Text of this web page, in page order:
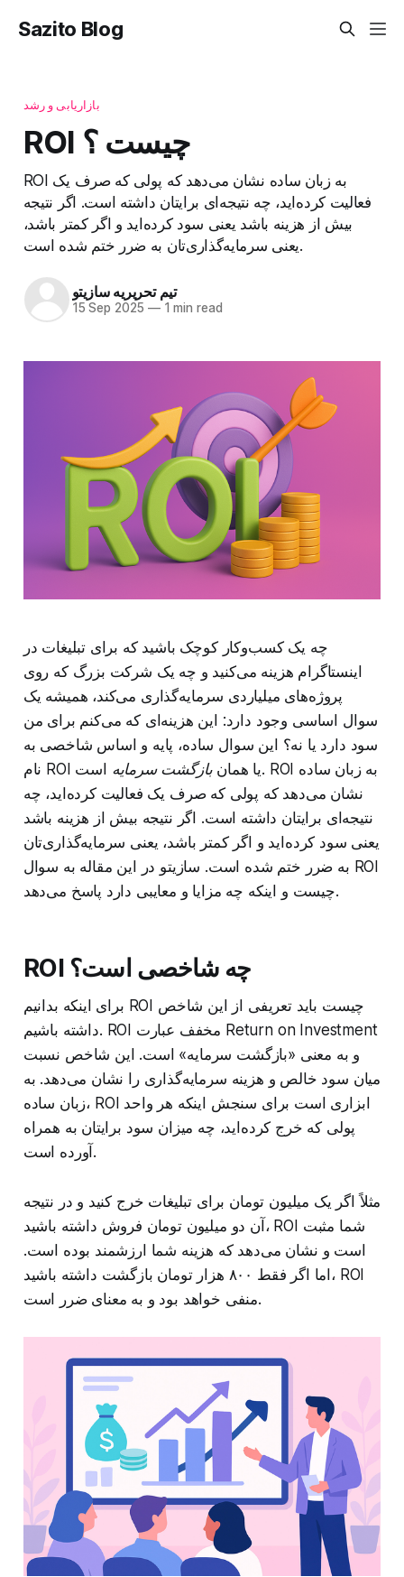
Sazito Blog
بازاریابی و رشد
ROI چیست ؟
ROI به زبان ساده نشان می‌دهد که پولی که صرف یک
فعالیت کرده‌اید، چه نتیجه‌ای برایتان داشته است. اگر نتیجه
بیش از هزینه باشد یعنی سود کرده‌اید و اگر کمتر باشد،
یعنی سرمایه‌گذاری‌تان به ضرر ختم شده است.
تیم تحریریه سازیتو
15 Sep 2025 —1 min read
چه یک کسب‌وکار کوچک باشید که برای تبلیغات در
اینستاگرام هزینه می‌کنید و چه یک شرکت بزرگ که روی
پروژه‌های میلیاردی سرمایه‌گذاری می‌کند، همیشه یک
سوال اساسی وجود دارد: این هزینه‌ای که می‌کنم برای من
سود دارد یا نه؟ این سوال ساده، پایه و اساس شاخصی به
نام ROI یا همانبازگشت سرمایه است. ROI به زبان ساده
نشان می‌دهد که پولی که صرف یک فعالیت کرده‌اید، چه
نتیجه‌ای برایتان داشته است. اگر نتیجه بیش از هزینه باشد
یعنی سود کرده‌اید و اگر کمتر باشد، یعنی سرمایه‌گذاری‌تان
به ضرر ختم شده است. سازیتو در این مقاله به سوال ROI
چیست و اینکه چه مزایا و معایبی دارد پاسخ می‌دهد.
ROI چه شاخصی است؟
برای اینکه بدانیم ROI چیست باید تعریفی از این شاخص
Return on Investment
و به معنی «بازگشت سرمایه» است. این شاخص نسبت
میان سود خالص و هزینه سرمایه‌گذاری را نشان می‌دهد. به
زبان ساده، ROI ابزاری است برای سنجش اینکه هر واحد
پولی که خرج کرده‌اید، چه میزان سود برایتان به همراه
آورده است.
مثلاً اگر یک میلیون تومان برای تبلیغات خرج کنید و در نتیجه
آن دو میلیون تومان فروش داشته باشید، ROI شما مثبت
است و نشان می‌دهد که هزینه شما ارزشمند بوده است.
اما اگر فقط ۸۰۰ هزار تومان بازگشت داشته باشید، ROI
منفی خواهد بود و به معنای ضرر است.